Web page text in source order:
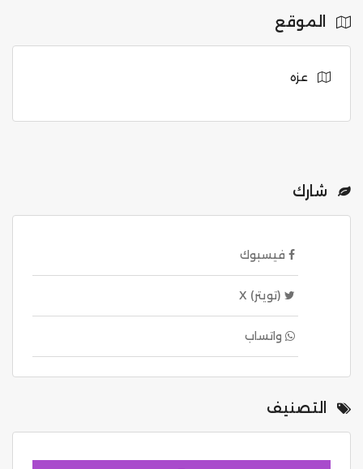
الموقع
عزه
شارك
فيسبوك
(تويتر) X
واتساب
التصنيف